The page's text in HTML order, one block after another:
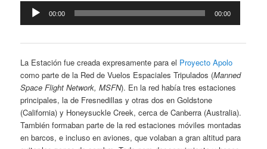
Reproductor
00:00 00:00
La Estación fue creada expresamente para el Proyecto Apolo
como parte de la Red de Vuelos Espaciales Tripulados (Manned
Space Flight Network, MSFN). En la red había tres estaciones
principales, la de Fresnedillas y otras dos en Goldstone
(California) y Honeysuckle Creek, cerca de Canberra (Australia).
También formaban parte de la red estaciones móviles montadas
en barcos, e incluso en aviones, que volaban a gran altitud para